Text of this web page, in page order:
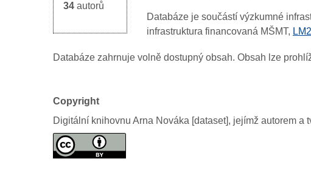
34 autorů
Databáze je součástí výzkumné
infrastruktura financovaná MŠMT,
Databáze zahrnuje volně dostupný obsah. Obsah lze
Copyright
Digitální knihovnu Arna Nováka [dataset], jejímž autorem